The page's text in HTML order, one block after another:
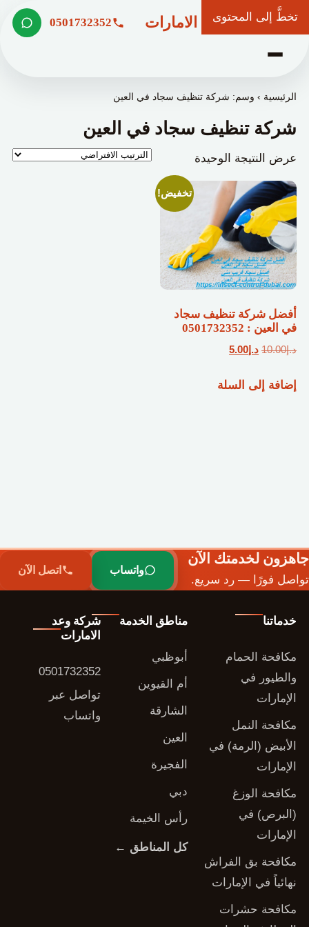
تخطَّ إلى المحتوى
شركة وعد الامارات 0501732352
الرئيسية ›وسم: شركة تنظيف سجاد في العين
شركة تنظيف سجاد في العين
عرض النتيجة الوحيدة
تخفيض!
أفضل شركة تنظيف سجاد
في العين : 0501732352
د.إ10.00 السعر
هو:
د.إ 5.00السعر
هو:
إضافة إلى السلة
جاهزون لخدمتك الآن
تواصل فورًا — رد سريع.
واتساب اتصل الآن
خدماتنا
مكافحة الحمام
والطيور في
الإمارات
مكافحة النمل
الأبيض (الرمة) في
الإمارات
مكافحة الوزغ
(البرص) في
الإمارات
مكافحة بق الفراش
نهائياً في الإمارات
مكافحة حشرات
مناطق الخدمة
أبوظبي
أم القيوين
الشارقة
العين
الفجيرة
دبي
رأس الخيمة
كل المناطق ←
شركة وعد
الامارات
0501732352
تواصل عبر
واتساب